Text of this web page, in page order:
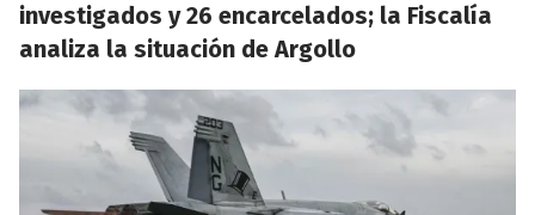
investigados y 26 encarcelados; la Fiscalía
analiza la situación de Argollo